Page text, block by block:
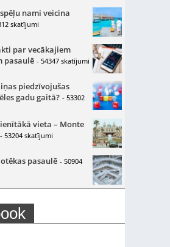
nami veicina
skatījumi
par vecākajiem
pasaulē - 54347 skatījumi
piedzīvojušas
gadu gaitā? - 53302
vieta – Monte
- 53204 skatījumi
pasaulē - 50904